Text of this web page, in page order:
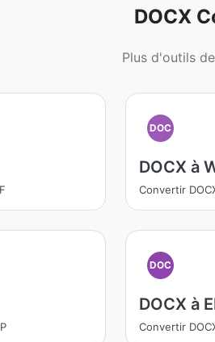
DOCX
Plus d'outils
DOC
DOCX à
Convertir
DOC
DOCX à
Convertir